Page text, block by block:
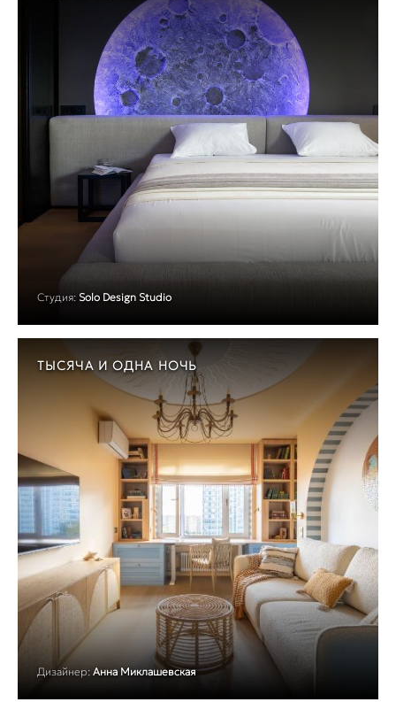
Студия: Solo Design Studio
ТЫСЯЧА И ОДНА НОЧЬ
Дизайнер: Анна Миклашевская